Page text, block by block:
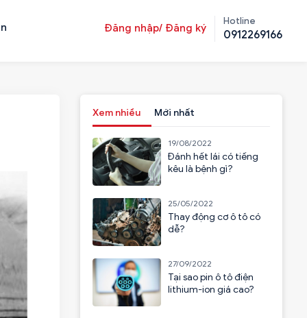
Đăng nhập/ Đăng ký
Hotline
0912269166
Xem nhiều Mới nhất
19/08/2022
Đánh hết lái có tiếng
kêu là bệnh gì?
25/05/2022
Thay động cơ ô tô có
dễ?
27/09/2022
Tại sao pin ô tô điện
lithium-ion giá cao?